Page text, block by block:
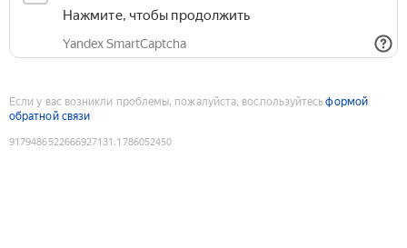
Нажмите, чтобы продолжить
Yandex SmartCaptcha
Если у вас возникли проблемы, пожалуйста, воспользуйтесьформой
обратной связи
9179486522666927131 :1786052450